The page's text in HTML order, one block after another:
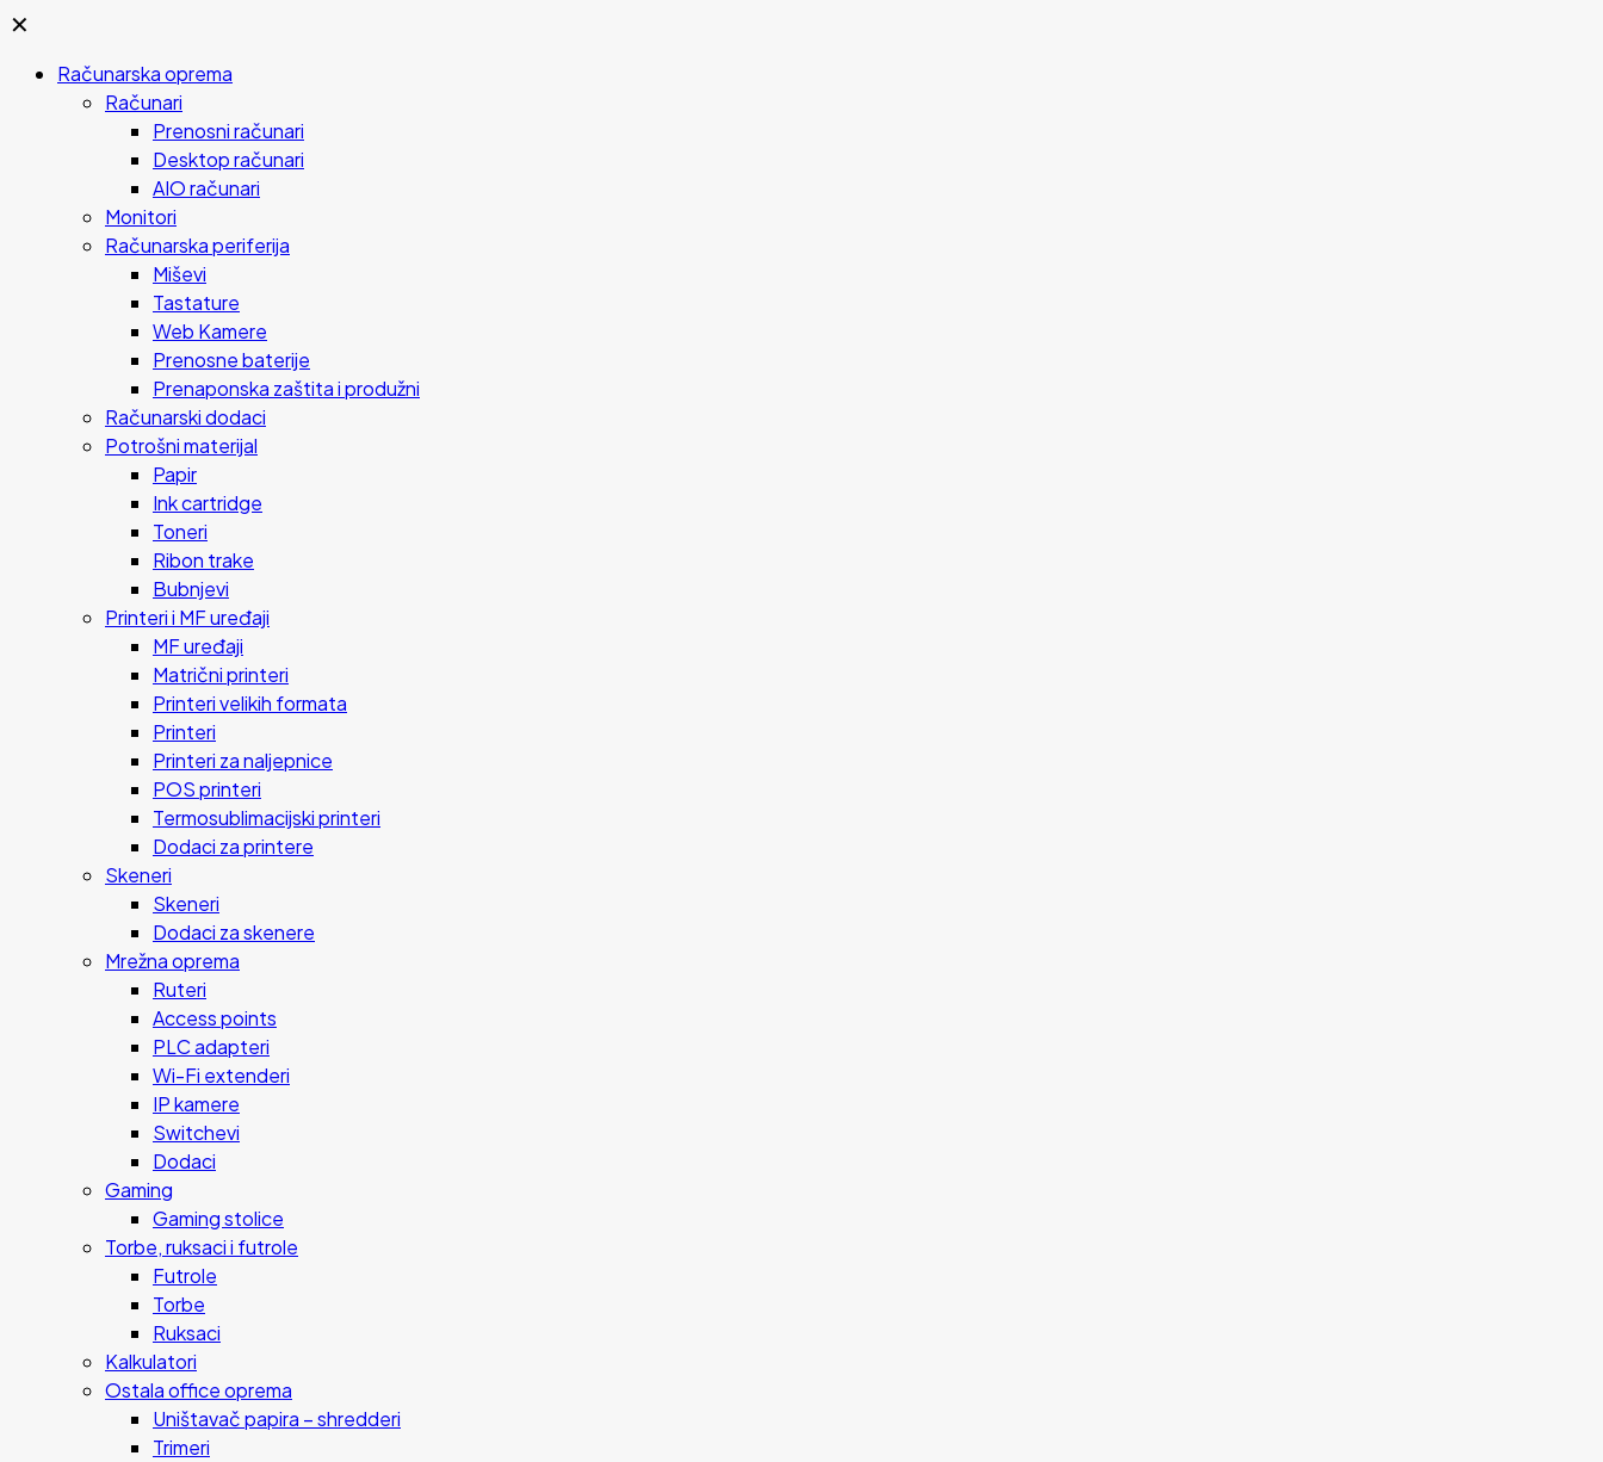
✕
Računarska oprema
Računari
Prenosni računari
Desktop računari
AIO računari
Monitori
Računarska periferija
Miševi
Tastature
Web Kamere
Prenosne baterije
Prenaponska zaštita i produžni
Računarski dodaci
Potrošni materijal
Papir
Ink cartridge
Toneri
Ribon trake
Bubnjevi
Printeri i MF uređaji
MF uređaji
Matrični printeri
Printeri velikih formata
Printeri
Printeri za naljepnice
POS printeri
Termosublimacijski printeri
Dodaci za printere
Skeneri
Skeneri
Dodaci za skenere
Mrežna oprema
Ruteri
Access points
PLC adapteri
Wi-Fi extenderi
IP kamere
Switchevi
Dodaci
Gaming
Gaming stolice
Torbe, ruksaci i futrole
Futrole
Torbe
Ruksaci
Kalkulatori
Ostala office oprema
Uništavač papira – shredderi
Trimeri